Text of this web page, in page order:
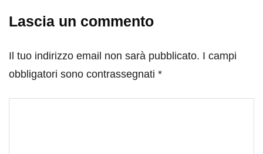
Lascia un commento
Il tuo indirizzo email non sarà pubblicato. I campi
obbligatori sono contrassegnati *